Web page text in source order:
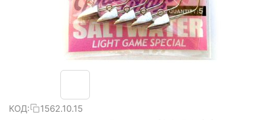
КОД: 1562.10.15